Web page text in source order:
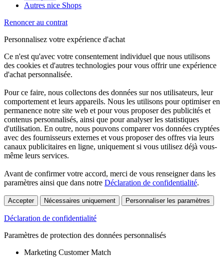
Autres nice Shops
Renoncer au contrat
Personnalisez votre expérience d'achat
Ce n'est qu'avec votre consentement individuel que nous utilisons
des cookies et d'autres technologies pour vous offrir une expérience
d'achat personnalisée.
Pour ce faire, nous collectons des données sur nos utilisateurs, leur
comportement et leurs appareils. Nous les utilisons pour optimiser en
permanence notre site web et pour vous proposer des publicités et
contenus personnalisés, ainsi que pour analyser les statistiques
d'utilisation. En outre, nous pouvons comparer vos données cryptées
avec des fournisseurs externes et vous proposer des offres via leurs
canaux publicitaires en ligne, uniquement si vous utilisez déjà vous-
même leurs services.
Avant de confirmer votre accord, merci de vous renseigner dans les
paramètres ainsi que dans notre Déclaration de confidentialité.
Accepter Nécessaires uniquement Personnaliser les paramètres
Déclaration de confidentialité
Paramètres de protection des données personnalisés
Marketing Customer Match